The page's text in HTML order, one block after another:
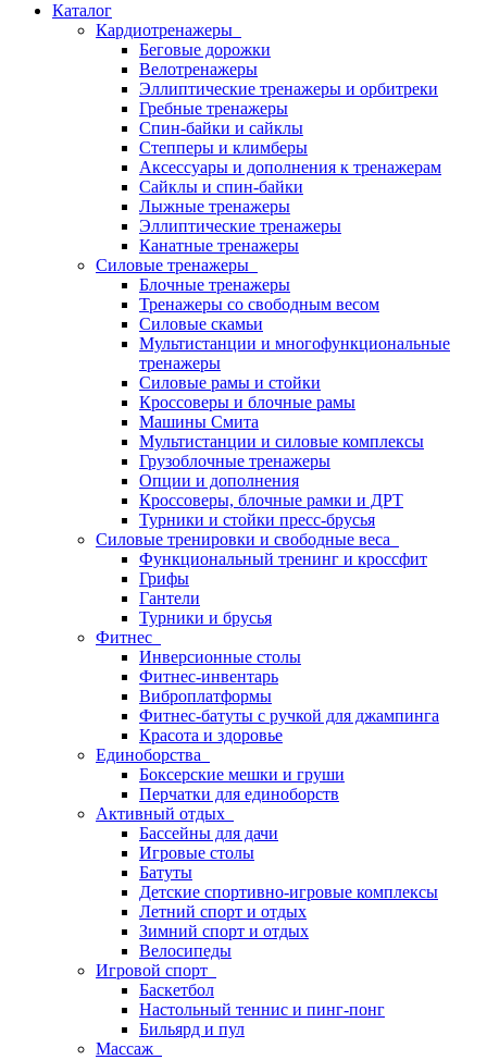
Каталог
Кардиотренажеры
Беговые дорожки
Велотренажеры
Эллиптические тренажеры и орбитреки
Гребные тренажеры
Спин-байки и сайклы
Степперы и климберы
Аксессуары и дополнения к тренажерам
Сайклы и спин-байки
Лыжные тренажеры
Эллиптические тренажеры
Канатные тренажеры
Силовые тренажеры
Блочные тренажеры
Тренажеры со свободным весом
Силовые скамьи
Мультистанции и многофункциональные
тренажеры
Силовые рамы и стойки
Кроссоверы и блочные рамы
Машины Смита
Мультистанции и силовые комплексы
Грузоблочные тренажеры
Опции и дополнения
Кроссоверы, блочные рамки и ДРТ
Турники и стойки пресс-брусья
Силовые тренировки и свободные веса
Функциональный тренинг и кроссфит
Грифы
Гантели
Турники и брусья
Фитнес
Инверсионные столы
Фитнес-инвентарь
Виброплатформы
Фитнес-батуты с ручкой для джампинга
Красота и здоровье
Единоборства
Боксерские мешки и груши
Перчатки для единоборств
Активный отдых
Бассейны для дачи
Игровые столы
Батуты
Детские спортивно-игровые комплексы
Летний спорт и отдых
Зимний спорт и отдых
Велосипеды
Игровой спорт
Баскетбол
Настольный теннис и пинг-понг
Бильярд и пул
Массаж